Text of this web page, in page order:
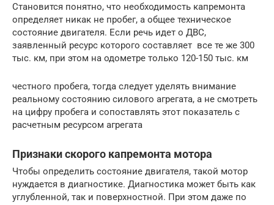
Становится понятно, что необходимость капремонта
определяет никак не пробег, а общее техническое
состояние двигателя. Если речь идет о ДВС,
заявленный ресурс которого составляет все те же 300
тыс. км, при этом на одометре только 120-150 тыс. км
честного пробега, тогда следует уделять внимание
реальному состоянию силового агрегата, а не смотреть
на цифру пробега и сопоставлять этот показатель с
расчетным ресурсом агрегата
Признаки скорого капремонта мотора
Чтобы определить состояние двигателя, такой мотор
нуждается в диагностике. Диагностика может быть как
углубленной, так и поверхностной. При этом даже по